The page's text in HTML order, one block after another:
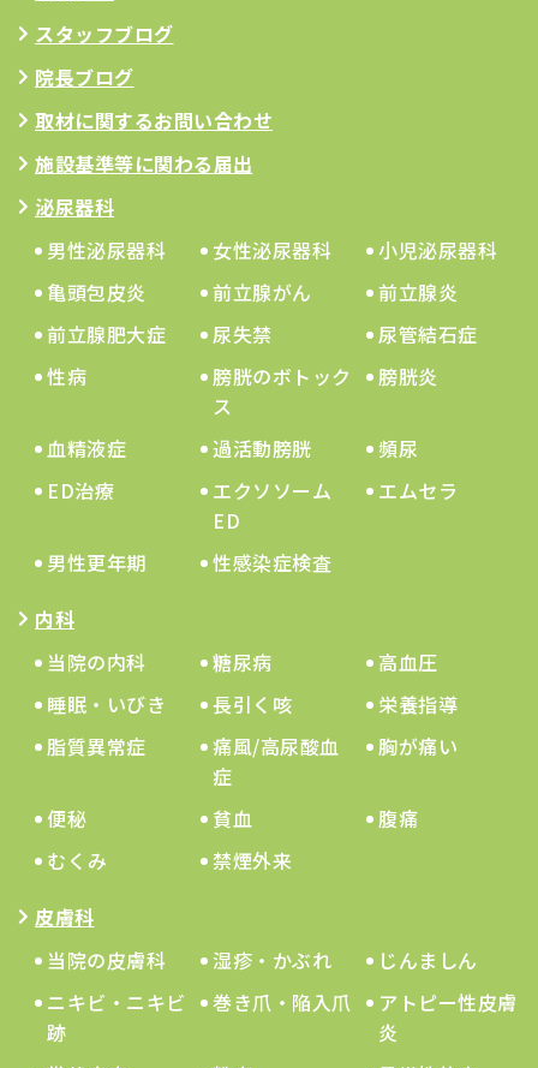
スタッフブログ
院長ブログ
取材に関するお問い合わせ
施設基準等に関わる届出
泌尿器科
男性泌尿器科
女性泌尿器科
小児泌尿器科
亀頭包皮炎
前立腺がん
前立腺炎
前立腺肥大症
尿失禁
尿管結石症
性病
膀胱のボトック
ス
膀胱炎
血精液症 過活動膀胱
頻尿
ED治療
エクソソーム
ED
エムセラ
男性更年期
性感染症検査
内科
当院の内科
糖尿病
高血圧
睡眠・いびき
長引く咳
栄養指導
脂質異常症
痛風/高尿酸血
症
胸が痛い
便秘 貧血
腹痛
むくみ
禁煙外来
皮膚科
当院の皮膚科
湿疹・かぶれ
じんましん
ニキビ・ニキビ
跡
巻き爪・陥入爪
アトピー性皮膚
炎